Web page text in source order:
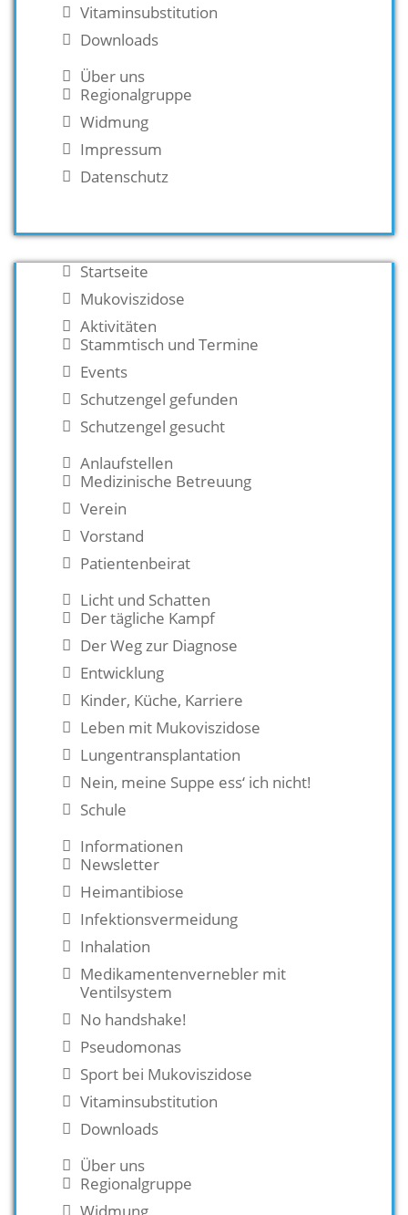
Vitaminsubstitution
Downloads
Über uns
Regionalgruppe
Widmung
Impressum
Datenschutz
Startseite
Mukoviszidose
Aktivitäten
Stammtisch und Termine
Events
Schutzengel gefunden
Schutzengel gesucht
Anlaufstellen
Medizinische Betreuung
Verein
Vorstand
Patientenbeirat
Licht und Schatten
Der tägliche Kampf
Der Weg zur Diagnose
Entwicklung
Kinder, Küche, Karriere
Leben mit Mukoviszidose
Lungentransplantation
Nein, meine Suppe ess‘ ich nicht!
Schule
Informationen
Newsletter
Heimantibiose
Infektionsvermeidung
Inhalation
Medikamentenvernebler mit
Ventilsystem
No handshake!
Pseudomonas
Sport bei Mukoviszidose
Vitaminsubstitution
Downloads
Über uns
Regionalgruppe
Widmung